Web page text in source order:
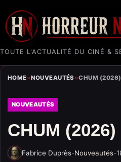
TOUTE L'ACTUALITÉ DU CINÉ &
HOME»NOUVEAUTÉS»CHUM (2026)
NOUVEAUTÉS
CHUM (2026)
Fabrice Duprès-Nouveautés-